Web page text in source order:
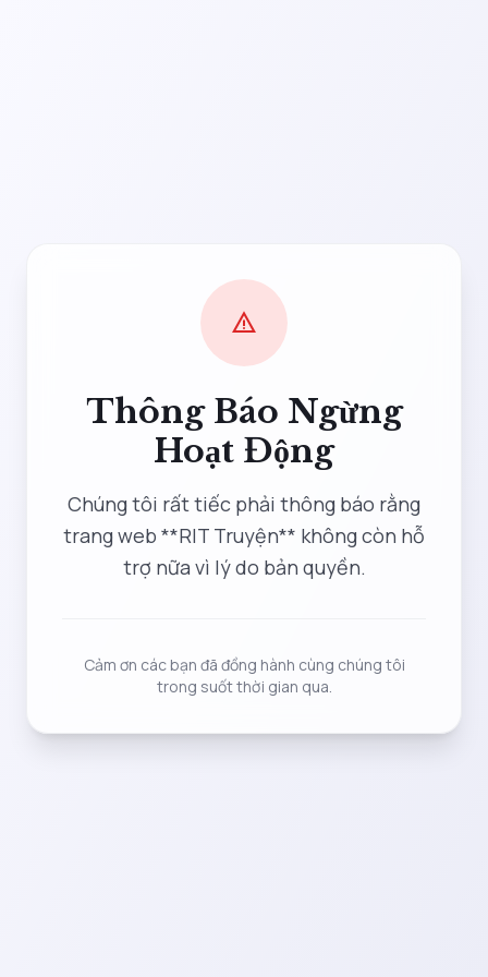
warning
Thông Báo Ngừng
Hoạt Động
Chúng tôi rất tiếc phải thông báo rằng
trang web **RIT Truyện** không còn hỗ
trợ nữa vì lý do bản quyền.
Cảm ơn các bạn đã đồng hành cùng chúng tôi
trong suốt thời gian qua.